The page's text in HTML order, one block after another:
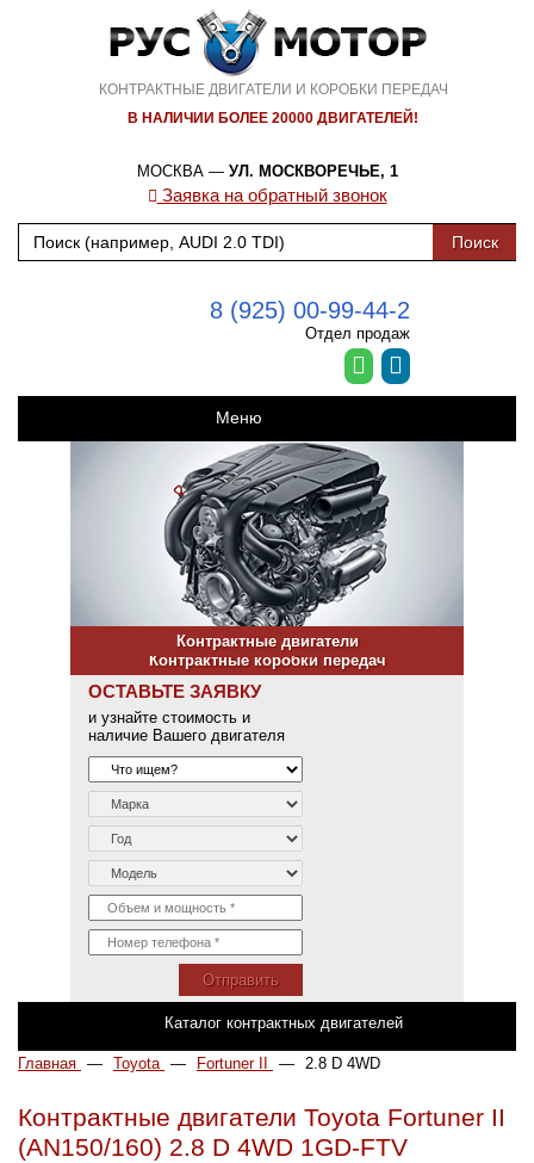
КОНТРАКТНЫЕ ДВИГАТЕЛИ И КОРОБКИ ПЕРЕДАЧ
В НАЛИЧИИ БОЛЕЕ 20000 ДВИГАТЕЛЕЙ!
МОСКВА — УЛ. МОСКВОРЕЧЬЕ, 1
Заявка на обратный звонок
8 (925) 00-99-44-2
Отдел продаж
Меню
Контрактные двигатели
Контрактные коробки передач
ОСТАВЬТЕ ЗАЯВКУ
и узнайте стоимость и
наличие Вашего двигателя
Отправить
Каталог контрактных двигателей
Главная — Toyota — Fortuner II — 2.8 D 4WD
Контрактные двигатели Toyota Fortuner II
(AN150/160) 2.8 D 4WD 1GD-FTV